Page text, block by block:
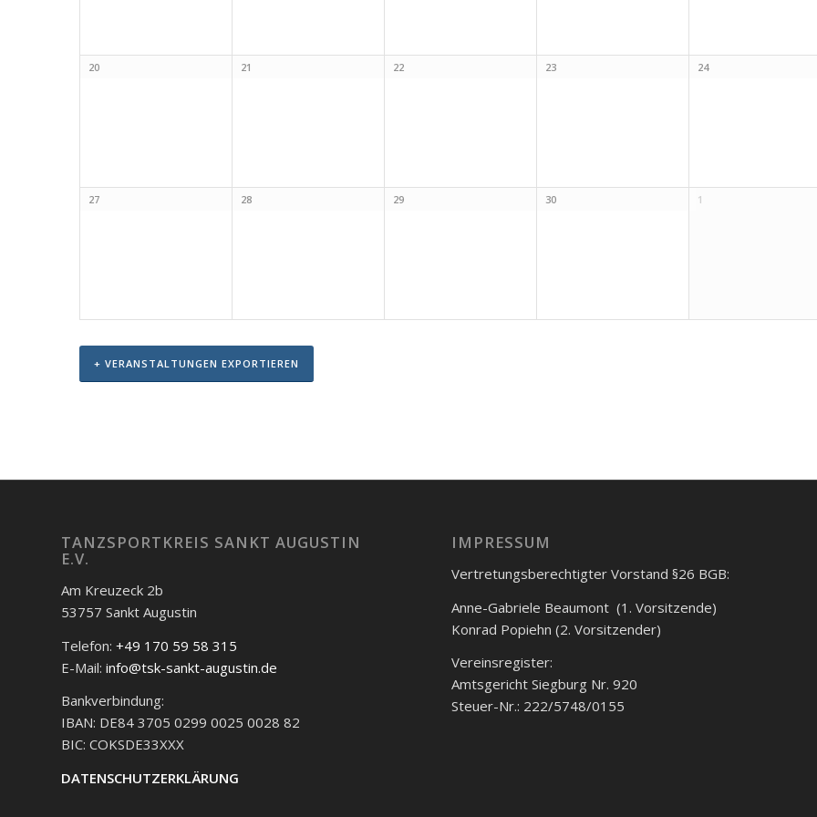
20 21 22 23 24
27 28 29 30 1
+ VERANSTALTUNGEN EXPORTIEREN
TANZSPORTKREIS SANKT AUGUSTIN
E.V.
Am Kreuzeck 2b
53757 Sankt Augustin
Telefon: +49 170 59 58 315
E-Mail: info@tsk-sankt-augustin.de
Bankverbindung:
IBAN: DE84 3705 0299 0025 0028 82
BIC: COKSDE33XXX
DATENSCHUTZERKLÄRUNG
IMPRESSUM
Vertretungsberechtigter Vorstand §26 BGB:
Anne-Gabriele Beaumont (1. Vorsitzende)
Konrad Popiehn (2. Vorsitzender)
Vereinsregister:
Amtsgericht Siegburg Nr. 920
Steuer-Nr.: 222/5748/0155